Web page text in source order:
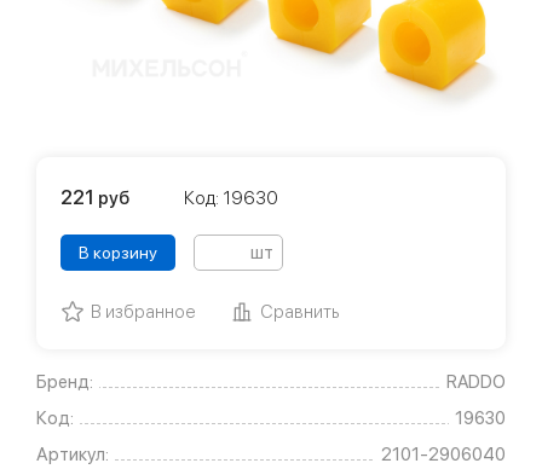
Бренд:
RADDO
Код:
19630
Артикул:
2101-2906040
221 руб Код: 19630
В корзину шт
В избранное Сравнить